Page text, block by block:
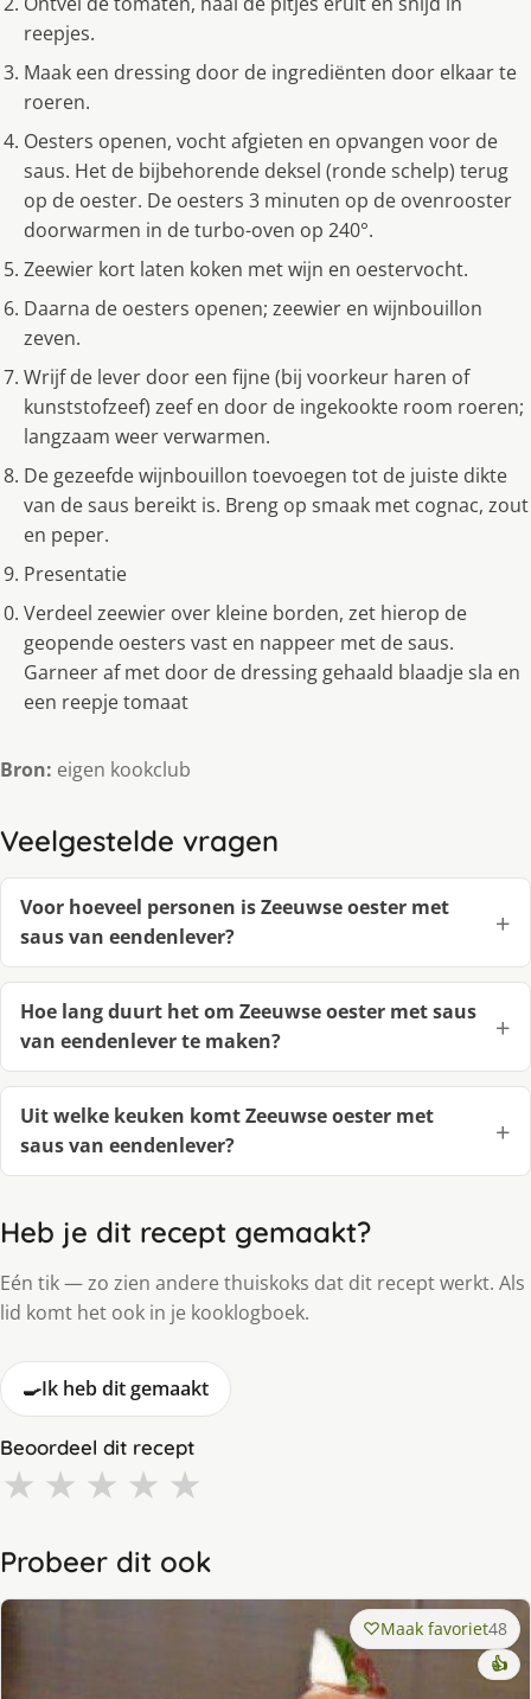
reepjes.
Maak een dressing door de ingrediënten door elkaar te
roeren.
Oesters openen, vocht afgieten en opvangen voor de
saus. Het de bijbehorende deksel (ronde schelp) terug
op de oester. De oesters 3 minuten op de ovenrooster
doorwarmen in de turbo-oven op 240°.
Zeewier kort laten koken met wijn en oestervocht.
Daarna de oesters openen; zeewier en wijnbouillon
zeven.
Wrijf de lever door een fijne (bij voorkeur haren of
kunststofzeef) zeef en door de ingekookte room roeren;
langzaam weer verwarmen.
De gezeefde wijnbouillon toevoegen tot de juiste dikte
van de saus bereikt is. Breng op smaak met cognac, zout
en peper.
Presentatie
Verdeel zeewier over kleine borden, zet hierop de
geopende oesters vast en nappeer met de saus.
Garneer af met door de dressing gehaald blaadje sla en
een reepje tomaat
Bron: eigen kookclub
Veelgestelde vragen
Voor hoeveel personen is Zeeuwse oester met
saus van eendenlever?
Hoe lang duurt het om Zeeuwse oester met saus
van eendenlever te maken?
Uit welke keuken komt Zeeuwse oester met
saus van eendenlever?
Heb je dit recept gemaakt?
Eén tik — zo zien andere thuiskoks dat dit recept werkt. Als
lid komt het ook in je kooklogboek.
🍳Ik heb dit gemaakt
Beoordeel dit recept
★ ★ ★ ★ ★
Probeer dit ook
Maak favoriet48
👍